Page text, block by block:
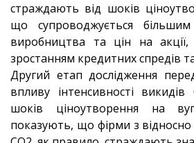
страждають від шоків
що супроводжується більшим
виробництва та цін на
зростанням кредитних спредів та
Другий етап дослідження
впливу інтенсивності
шоків ціноутворення на
показують, що фірми з